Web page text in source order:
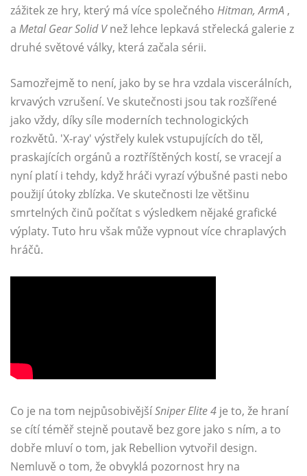
zážitek ze hry, který má více společného Hitman, ArmA ,
a Metal Gear Solid Vnež lehce lepkavá střelecká galerie z
druhé světové války, která začala sérii.
Samozřejmě to není, jako by se hra vzdala viscerálních,
krvavých vzrušení. Ve skutečnosti jsou tak rozšířené
jako vždy, díky síle moderních technologických
rozkvětů. 'X-ray' výstřely kulek vstupujících do těl,
praskajících orgánů a roztříštěných kostí, se vracejí a
nyní platí i tehdy, když hráči vyrazí výbušné pasti nebo
použijí útoky zblízka. Ve skutečnosti lze většinu
smrtelných činů počítat s výsledkem nějaké grafické
výplaty. Tuto hru však může vypnout více chraplavých
hráčů.
Co je na tom nejpůsobivějšíSniper Elite 4 je to, že hraní
se cítí téměř stejně poutavě bez gore jako s ním, a to
dobře mluví o tom, jak Rebellion vytvořil design.
Nemluvě o tom, že obvyklá pozornost hry na